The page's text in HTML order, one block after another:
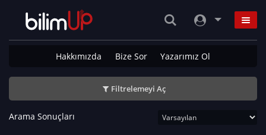
Hakkımızda Bize Sor Yazarımız Ol
Filtrelemeyi Aç
Arama Sonuçları